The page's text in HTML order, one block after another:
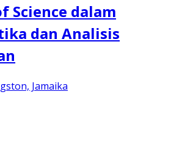
Science dalam
dan Analisis
Jamaika